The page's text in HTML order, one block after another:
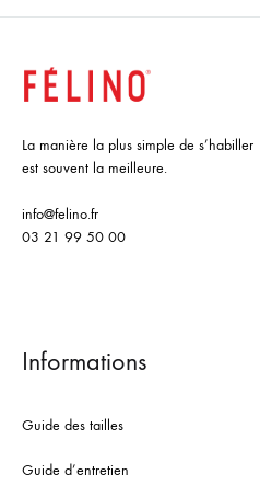
La manière la plus simple de s’habiller
est souvent la meilleure.
info@felino.fr
03 21 99 50 00
Informations
Guide des tailles
Guide d’entretien